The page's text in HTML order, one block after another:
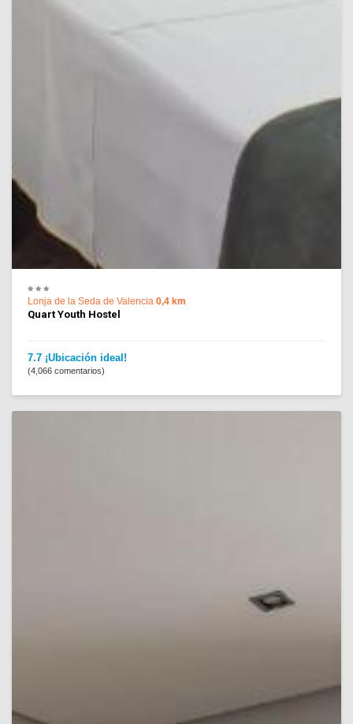
Lonja de la Seda de Valencia 0,4 km
Quart Youth Hostel
7.7 ¡Ubicación ideal!
(4,066 comentarios)